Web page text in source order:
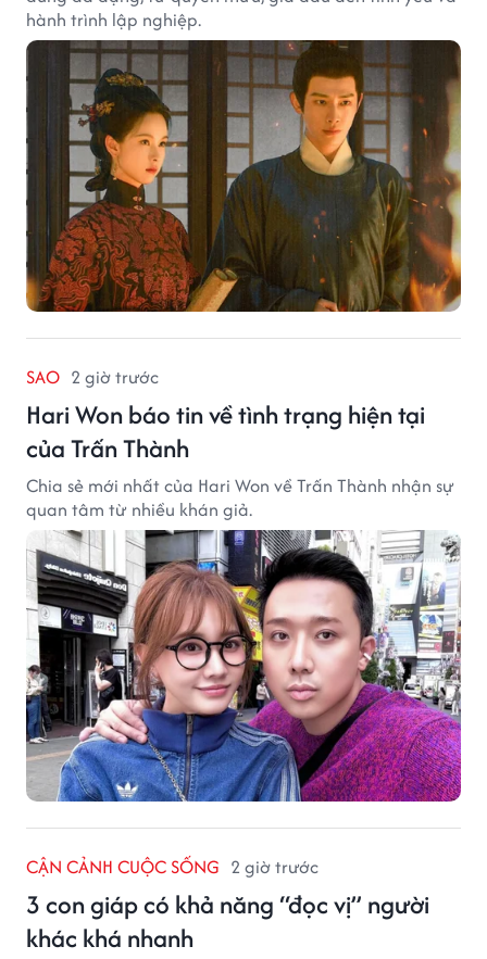
hành trình lập nghiệp.
SAO 2 giờ trước
Hari Won báo tin về tình trạng hiện tại
của Trấn Thành
Chia sẻ mới nhất của Hari Won về Trấn Thành nhận sự
quan tâm từ nhiều khán giả.
CẬN CẢNH CUỘC SỐNG 2 giờ trước
3 con giáp có khả năng “đọc vị” người
khác khá nhanh